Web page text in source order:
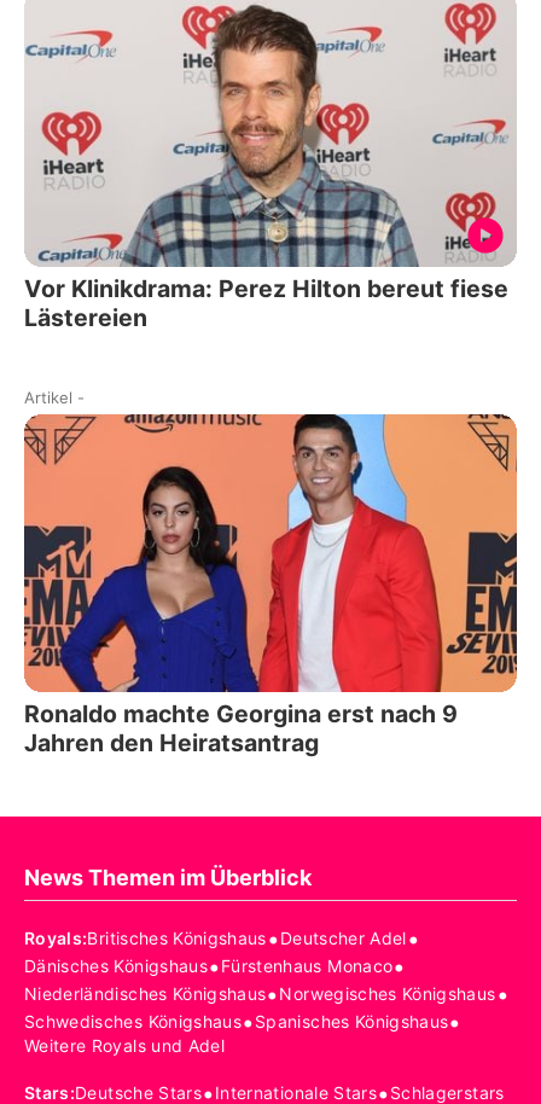
Vor Klinikdrama: Perez Hilton bereut fiese
Lästereien
Artikel -
Ronaldo machte Georgina erst nach 9
Jahren den Heiratsantrag
News Themen im Überblick
Royals:Britisches Königshaus•Deutscher Adel•
Dänisches Königshaus•Fürstenhaus Monaco•
Niederländisches Königshaus•Norwegisches Königshaus•
Schwedisches Königshaus•Spanisches Königshaus•
Weitere Royals und Adel
Stars:Deutsche Stars•Internationale Stars•Schlagerstars